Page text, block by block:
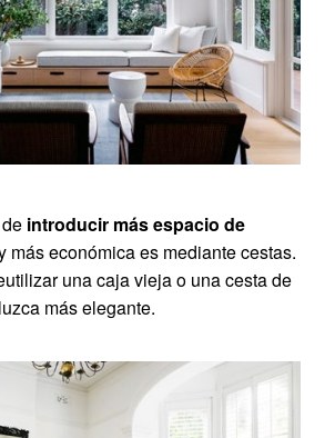
introducir más espacio de
más económica es mediante cestas.
una caja vieja o una cesta de
más elegante.